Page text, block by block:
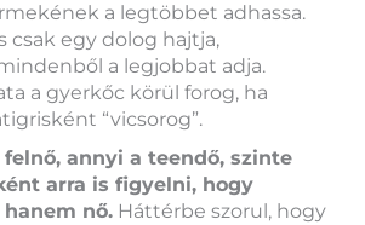
a legtöbbet adhassa.
csak egy dolog hajtja,
a legjobbat adja.
a gyerkőc körül forog, ha
“vicsorog”.
annyi a teendő, szinte
arra is figyelni, hogy
nő. Háttérbe szorul, hogy